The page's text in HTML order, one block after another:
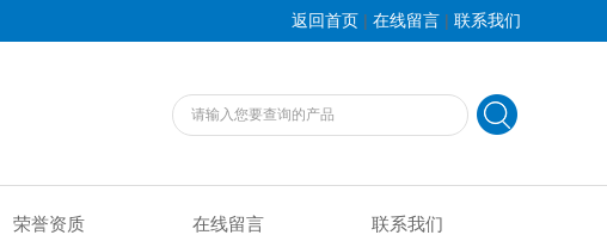
返回首页 | 在线留言 | 联系我们
荣誉资质 在线留言 联系我们